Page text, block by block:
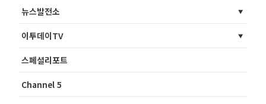
뉴스발전소
이투데이TV
스페셜리포트
Channel 5